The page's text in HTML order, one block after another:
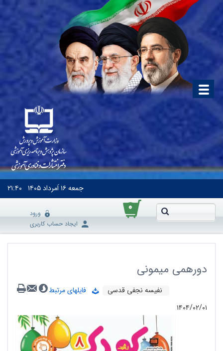
جمعه۱۶ اَمرداد ۱۴۰۵ ۲۱:۴۰
۰
ورود
ایجاد حساب کاربری
دورهمی میمونی
نفیسه نجفی قدسی
فایلهای مرتبط
۱۴۰۴/۰۲/۰۱